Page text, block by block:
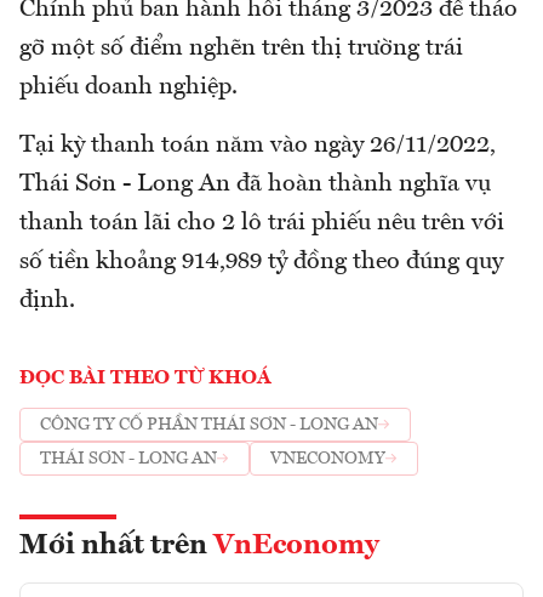
Chính phủ ban hành hồi tháng 3/2023 để tháo
gỡ một số điểm nghẽn trên thị trường trái
phiếu doanh nghiệp.
Tại kỳ thanh toán năm vào ngày 26/11/2022,
Thái Sơn - Long An đã hoàn thành nghĩa vụ
thanh toán lãi cho 2 lô trái phiếu nêu trên với
số tiền khoảng 914,989 tỷ đồng theo đúng quy
định.
ĐỌC BÀI THEO TỪ KHOÁ
CÔNG TY CỔ PHẦN THÁI SƠN - LONG AN
THÁI SƠN - LONG AN
VNECONOMY
Mới nhất trên VnEconomy